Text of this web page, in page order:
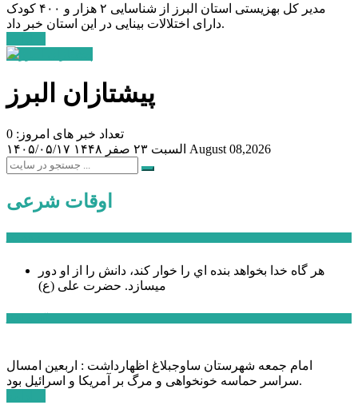
مدیر کل بهزیستی استان البرز از شناسایی ۲ هزار و ۴۰۰ کودک
دارای اختلالات بینایی در این استان خبر داد.
پیشتازان البرز
تعداد خبر های امروز: 0
۱۴۰۵/۰۵/۱۷
السبت ۲۳ صفر ۱۴۴۸ August 08,2026
اوقات شرعی
هر گاه خدا بخواهد بنده اي را خوار كند، دانش را از او دور
میسازد. حضرت علی (ع)
امام جمعه شهرستان ساوجبلاغ اظهارداشت : اربعین امسال
سراسر حماسه خونخواهی و مرگ بر آمریکا و اسرائیل بود.